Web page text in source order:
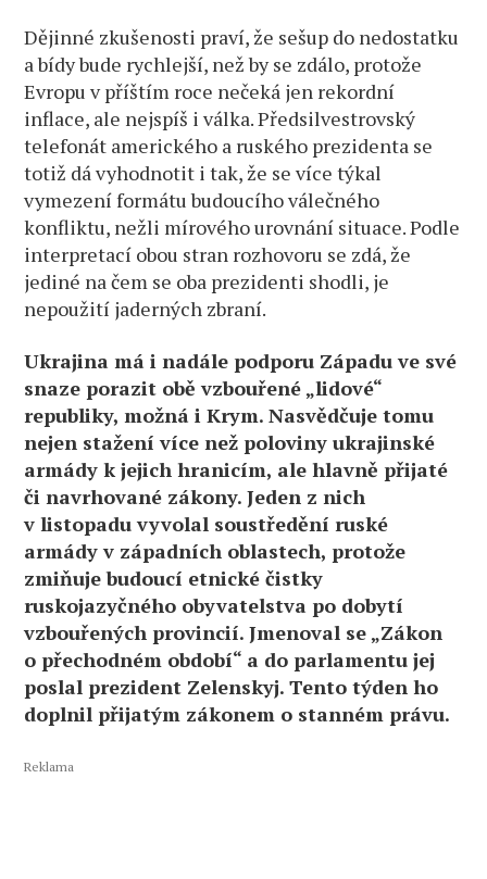
Dějinné zkušenosti praví, že sešup do nedostatku
a bídy bude rychlejší, než by se zdálo, protože
Evropu v příštím roce nečeká jen rekordní
inflace, ale nejspíš i válka. Předsilvestrovský
telefonát amerického a ruského prezidenta se
totiž dá vyhodnotit i tak, že se více týkal
vymezení formátu budoucího válečného
konfliktu, nežli mírového urovnání situace. Podle
interpretací obou stran rozhovoru se zdá, že
jediné na čem se oba prezidenti shodli, je
nepoužití jaderných zbraní.
Ukrajina má i nadále podporu Západu ve své
snaze porazit obě vzbouřené „lidové“
republiky, možná i Krym. Nasvědčuje tomu
nejen stažení více než poloviny ukrajinské
armády k jejich hranicím, ale hlavně přijaté
či navrhované zákony. Jeden z nich
v listopadu vyvolal soustředění ruské
armády v západních oblastech, protože
zmiňuje budoucí etnické čistky
ruskojazyčného obyvatelstva po dobytí
vzbouřených provincií. Jmenoval se „Zákon
o přechodném období“ a do parlamentu jej
poslal prezident Zelenskyj. Tento týden ho
doplnil přijatým zákonem o stanném právu.
Reklama